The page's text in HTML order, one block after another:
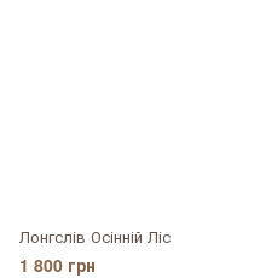
Лонгслів Осінній Ліс
1 800 грн